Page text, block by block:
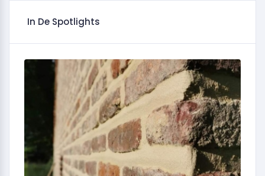
In De Spotlights